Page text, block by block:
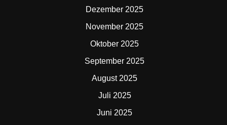
Dezember 2025
November 2025
Oktober 2025
September 2025
August 2025
Juli 2025
Juni 2025